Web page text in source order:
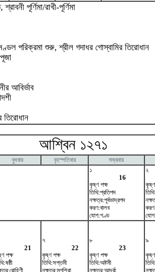
পূর্ণিমা/রাখী-পূর্ণিমা
পরিক্রমা শুরু, শ্রীল গদাধর গোস্বামির তিরোধান
আবির্ভাব
তিরোধান
আশ্বিন ১২৭১
বুধবার বৃহস্পতিবার
শুক্রবার
১
16
কৃষ্ণ পক্ষ
তিথি:প্রতিপদ
নক্ষত্র:পূর্বভাদ্রপদ
করণ:বালব
যোগ:গণ্ড
২
21
পক্ষ
৭
22
কৃষ্ণ পক্ষ
তিথি:সপ্তমী
নক্ষত্র:মৃগশিরা
৮
23
কৃষ্ণ পক্ষ
তিথি:অষ্টমী
নক্ষত্র:আর্দ্রা
৯